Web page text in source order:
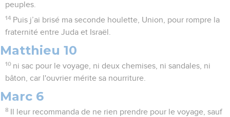
peuples.
14 Puis j’ai brisé ma seconde houlette, Union, pour rompre la
fraternité entre Juda et Israël.
Matthieu 10
10 ni sac pour le voyage, ni deux chemises, ni sandales, ni
bâton, car l'ouvrier mérite sa nourriture.
Marc 6
8
Il leur recommanda de ne rien prendre pour le voyage, sauf